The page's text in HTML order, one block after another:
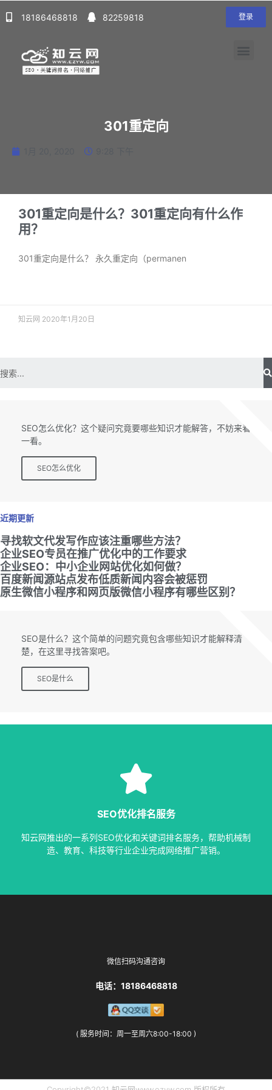
18186468818 82259818 登录
301重定向
301重定向是什么？301重定向有什么作
用？
301重定向是什么？ 永久重定向（permanen
知云网 2020年1月20日
SEO怎么优化？这个疑问究竟要哪些知识才能解答，不妨来看
一看。
SEO怎么优化
SEO专题
近期更新
寻找软文代发写作应该注重哪些方法？
企业SEO专员在推广优化中的工作要求
企业SEO：中小企业网站优化如何做？
百度新闻源站点发布低质新闻内容会被惩罚
原生微信小程序和网页版微信小程序有哪些区别？
SEO是什么？这个简单的问题究竟包含哪些知识才能解释清
楚，在这里寻找答案吧。
SEO是什么
SEO专题
SEO优化排名服务
知云网推出的一系列SEO优化和关键词排名服务，帮助机械制
造、教育、科技等行业企业完成网络推广营销。
SEO服务中心
等多种服务，从容应对各种优化需求。
SEO服务
微信扫码沟通咨询
电话：18186468818
( 服务时间：周一至周六8:00-18:00 )